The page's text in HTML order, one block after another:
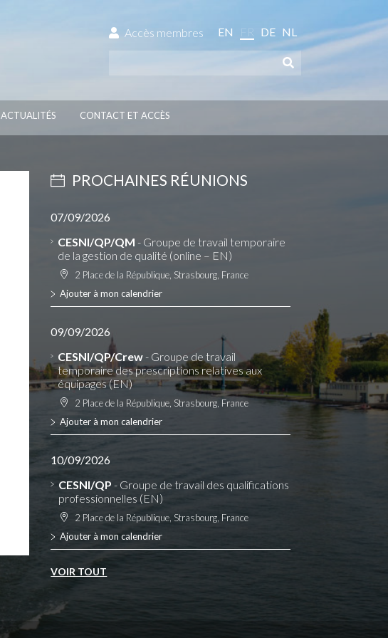
Accès membres EN FR DE NL
ACTUALITÉS CONTACT ET ACCÈS
PROCHAINES RÉUNIONS
07/09/2026
CESNI/QP/QM - Groupe de travail temporaire
de la gestion de qualité (online – EN)
2 Place de la République, Strasbourg, France
Ajouter à mon calendrier
09/09/2026
CESNI/QP/Crew- Groupe de travail
temporaire des prescriptions relatives aux
équipages (EN)
2 Place de la République, Strasbourg, France
Ajouter à mon calendrier
10/09/2026
CESNI/QP - Groupe de travail des qualifications
professionnelles (EN)
2 Place de la République, Strasbourg, France
Ajouter à mon calendrier
VOIR TOUT